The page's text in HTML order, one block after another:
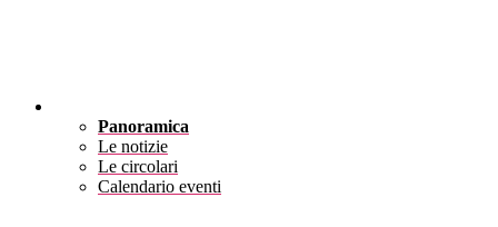
Panoramica
Le notizie
Le circolari
Calendario eventi